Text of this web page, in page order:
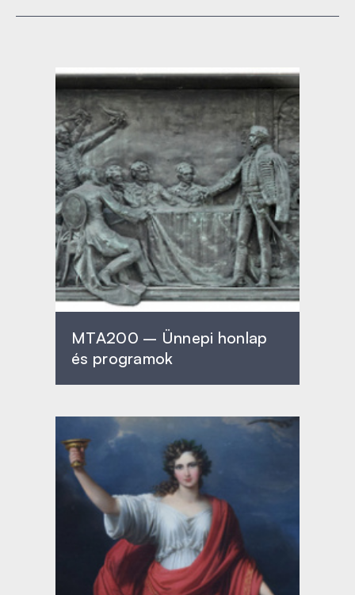
MTA200 – Ünnepi honlap
és programok